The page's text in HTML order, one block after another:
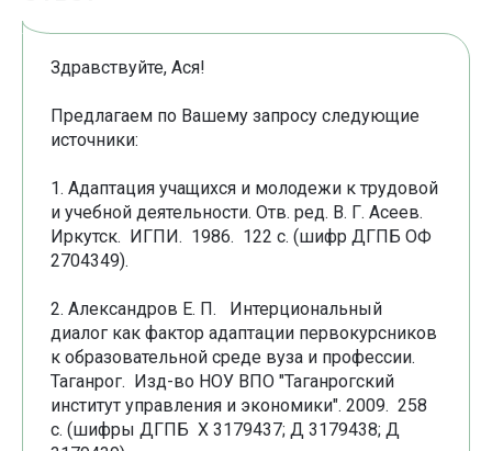
Здравствуйте, Ася!
Предлагаем по Вашему запросу следующие
источники:
1. Адаптация учащихся и молодежи к трудовой
и учебной деятельности. Отв. ред. В. Г. Асеев.
Иркутск. ИГПИ. 1986. 122 с. (шифр ДГПБ ОФ
2704349).
2. Александров Е. П. Интерциональный
диалог как фактор адаптации первокурсников
к образовательной среде вуза и профессии.
Таганрог. Изд-во НОУ ВПО "Таганрогский
институт управления и экономики". 2009. 258
с. (шифры ДГПБ Х 3179437; Д 3179438; Д